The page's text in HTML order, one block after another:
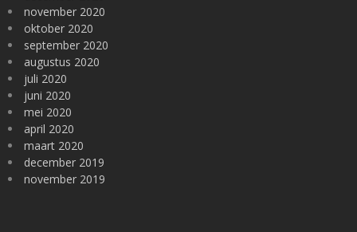
november 2020
oktober 2020
september 2020
augustus 2020
juli 2020
juni 2020
mei 2020
april 2020
maart 2020
december 2019
november 2019